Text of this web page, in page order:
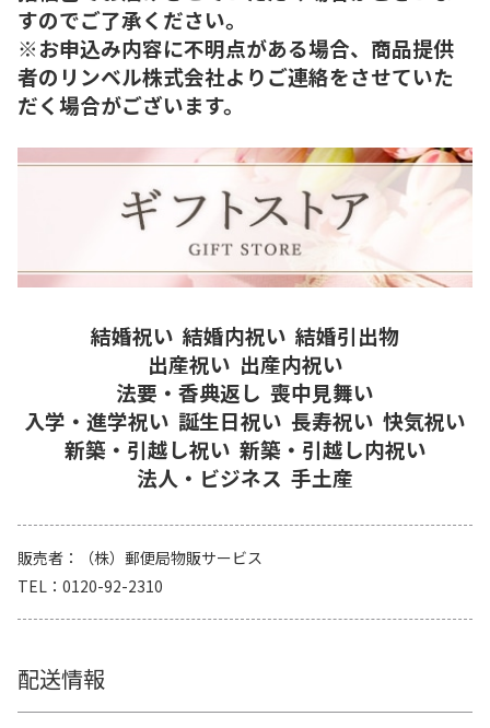
すのでご了承ください。
※お申込み内容に不明点がある場合、商品提供
者のリンベル株式会社よりご連絡をさせていた
だく場合がございます。
結婚祝い 結婚内祝い 結婚引出物
出産祝い 出産内祝い
法要・香典返し 喪中見舞い
入学・進学祝い 誕生日祝い 長寿祝い 快気祝い
新築・引越し祝い 新築・引越し内祝い
法人・ビジネス 手土産
販売者
（株）郵便局物販サービス
TEL
0120-92-2310
配送情報